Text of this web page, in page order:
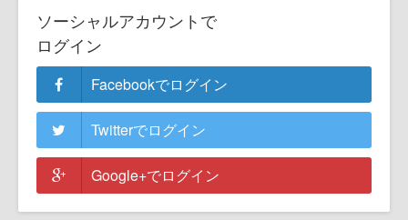
ソーシャルアカウントで
ログイン
Facebookでログイン
Twitterでログイン
Google+でログイン